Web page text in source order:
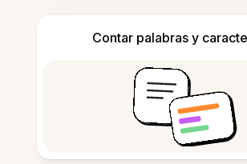
Contar palabras y